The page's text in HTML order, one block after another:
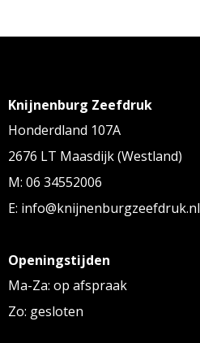
Knijnenburg Zeefdruk
Honderdland 107A
2676 LT Maasdijk (Westland)
M: 06 34552006
E: info@knijnenburgzeefdruk.nl
Openingstijden
Ma-Za: op afspraak
Zo: gesloten